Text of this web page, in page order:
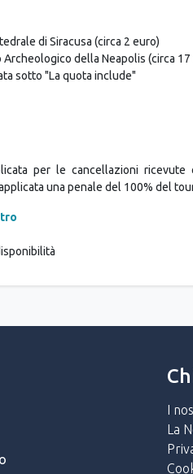
di Siracusa (circa 2 euro)
della Neapolis (circa 17
sotto "La quota include"
per le cancellazioni
una penale del 100% del
I
La